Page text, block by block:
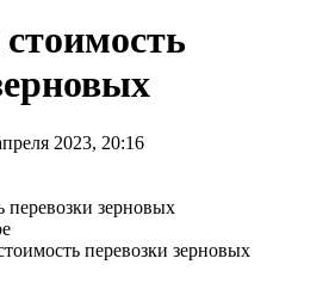
2023, 20:16
перевозки зерновых